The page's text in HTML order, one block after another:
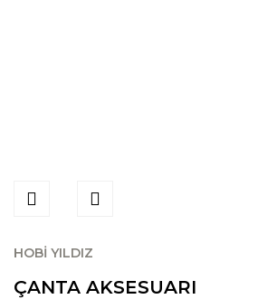
HOBİ YILDIZ
ÇANTA AKSESUARI